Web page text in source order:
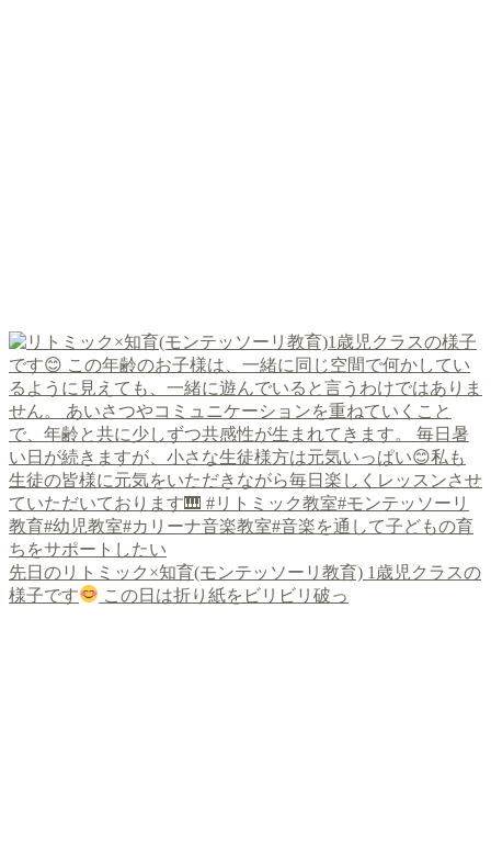
先日のリトミック×知育(モンテッソーリ教育) 1歳児クラスの
様子です
この日は折り紙をビリビリ破っ